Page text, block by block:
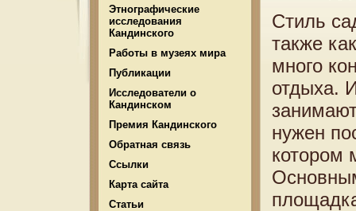
Этнографические
исследования
Кандинского
Работы в музеях мира
Публикации
Исследователи о
Кандинском
Премия Кандинского
Обратная связь
Ссылки
Карта сайта
Статьи
Стиль
также
много
отдыха.
нужен
котором